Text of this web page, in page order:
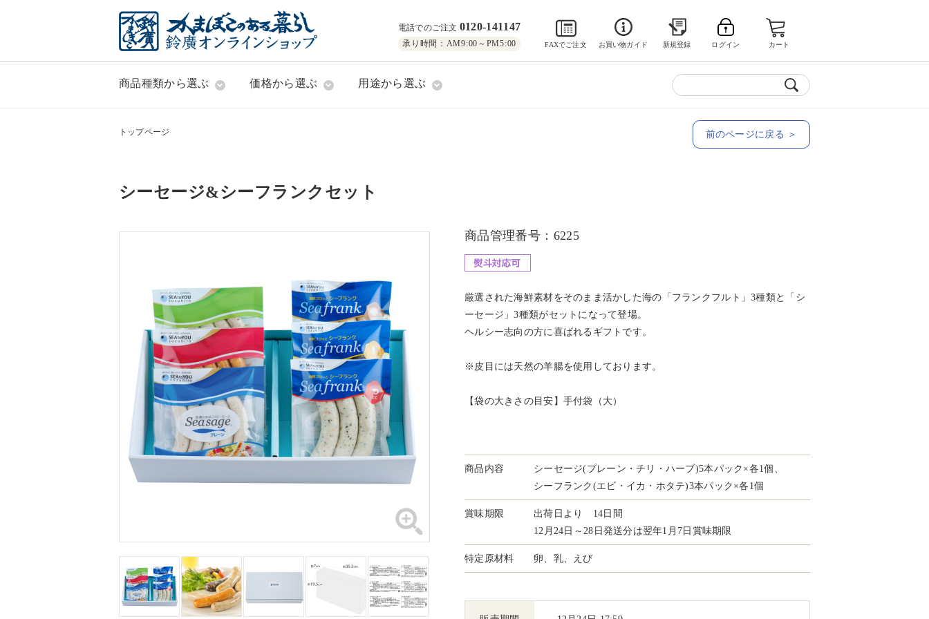
電話でのご注文 0120-141147
承り時間：AM9:00～PM5:00 FAXでご注文 お買い物ガイド 新規登録 ログイン カート
商品種類から選ぶ 価格から選ぶ 用途から選ぶ
トップページ 前のページに戻る ＞
シーセージ&シーフランクセット
商品管理番号：6225
厳選された海鮮素材をそのまま活かした海の「フランクフルト」3種類と「シ
ーセージ」3種類がセットになって登場。
ヘルシー志向の方に喜ばれるギフトです。
※皮目には天然の羊腸を使用しております。
【袋の大きさの目安】手付袋（大）
商品内容
シーセージ(プレーン・チリ・ハーブ)5本パック×各1個、
シーフランク(エビ・イカ・ホタテ)3本パック×各1個
賞味期限
出荷日より 14日間
12月24日～28日発送分は翌年1月7日賞味期限
特定原材料 卵、乳、えび